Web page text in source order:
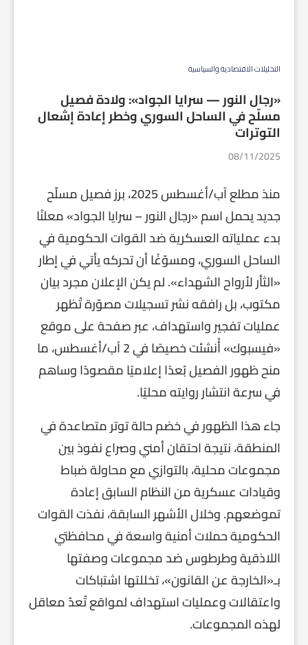
التحليلات الاقتصادية والسياسية
«رجال النور — سرايا الجواد»: ولادة فصيل
مسلّح في الساحل السوري وخطر إعادة إشعال
التوترات
08/11/2025
منذ مطلع آب/أغسطس 2025، برز فصيل مسلّح
جديد يحمل اسم «رجال النور – سرايا الجواد» معلنًا
بدء عملياته العسكرية ضد القوات الحكومية في
الساحل السوري، ومسوّغًا أن تحركه يأتي في إطار
«الثأر لأرواح الشهداء». لم يكن الإعلان مجرد بيان
مكتوب، بل رافقه نشر تسجيلات مصوّرة تُظهر
عمليات تفجير واستهداف، عبر صفحة على موقع
«فيسبوك» أُنشئت خصيصًا في 2 آب/أغسطس، ما
منح ظهور الفصيل بُعدًا إعلاميًا مقصودًا وساهم
في سرعة انتشار روايته محليًا.
جاء هذا الظهور في خضم حالة توتر متصاعدة في
المنطقة، نتيجة احتقان أمني وصراع نفوذ بين
مجموعات محلية، بالتوازي مع محاولة ضباط
وقيادات عسكرية من النظام السابق إعادة
تموضعهم. وخلال الأشهر السابقة، نفذت القوات
الحكومية حملات أمنية واسعة في محافظتي
اللاذقية وطرطوس ضد مجموعات وصفتها
بـ«الخارجة عن القانون»، تخللتها اشتباكات
واعتقالات وعمليات استهداف لمواقع تُعدّ معاقل
لهذه المجموعات.